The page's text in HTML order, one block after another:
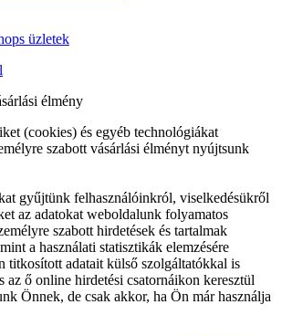
üzletek
élmény
(cookies) és egyéb technológiákat
szabott vásárlási élményt nyújtsunk
gyűjtünk felhasználóinkról, viselkedésükről
az adatokat weboldalunk folyamatos
szabott hirdetések és tartalmak
a használati statisztikák elemzésére
titkosított adatait külső szolgáltatókkal is
az ő online hirdetési csatornáikon keresztül
Önnek, de csak akkor, ha Ön már használja